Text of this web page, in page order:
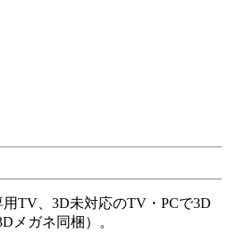
TV、3D未対応のTV・PCで3D
メガネ同梱）。